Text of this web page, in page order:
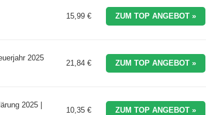
15,99 € ZUM TOP ANGEBOT »
2025
21,84 € ZUM TOP ANGEBOT »
2025 |
10,35 € ZUM TOP ANGEBOT »